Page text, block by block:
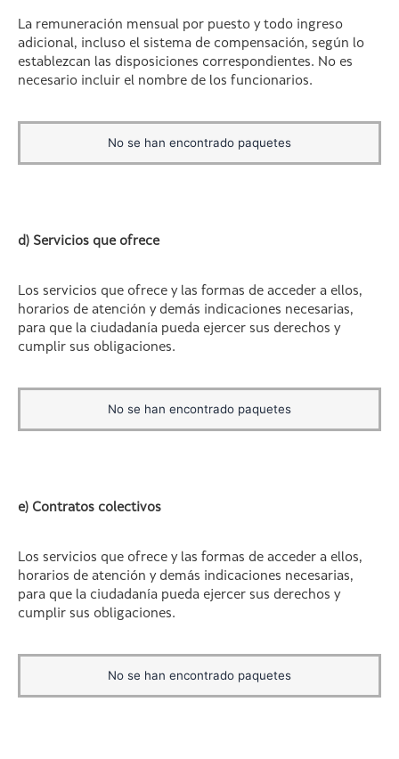
La remuneración mensual por puesto y todo ingreso
adicional, incluso el sistema de compensación, según lo
establezcan las disposiciones correspondientes. No es
necesario incluir el nombre de los funcionarios.
No se han encontrado paquetes
d) Servicios que ofrece
Los servicios que ofrece y las formas de acceder a ellos,
horarios de atención y demás indicaciones necesarias,
para que la ciudadanía pueda ejercer sus derechos y
cumplir sus obligaciones.
No se han encontrado paquetes
e) Contratos colectivos
Los servicios que ofrece y las formas de acceder a ellos,
horarios de atención y demás indicaciones necesarias,
para que la ciudadanía pueda ejercer sus derechos y
cumplir sus obligaciones.
No se han encontrado paquetes